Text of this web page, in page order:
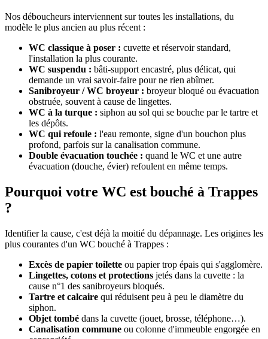
Nos déboucheurs interviennent sur toutes les installations, du
modèle le plus ancien au plus récent :
WC classique à poser : cuvette et réservoir standard,
l'installation la plus courante.
WC suspendu : bâti-support encastré, plus délicat, qui
demande un vrai savoir-faire pour ne rien abîmer.
Sanibroyeur / WC broyeur : broyeur bloqué ou évacuation
obstruée, souvent à cause de lingettes.
WC à la turque : siphon au sol qui se bouche par le tartre et
les dépôts.
WC qui refoule : l'eau remonte, signe d'un bouchon plus
profond, parfois sur la canalisation commune.
Double évacuation touchée : quand le WC et une autre
évacuation (douche, évier) refoulent en même temps.
Pourquoi votre WC est bouché à Trappes
?
Identifier la cause, c'est déjà la moitié du dépannage. Les origines les
plus courantes d'un WC bouché à Trappes :
Excès de papier toilette ou papier trop épais qui s'agglomère.
Lingettes, cotons et protections jetés dans la cuvette : la
cause n°1 des sanibroyeurs bloqués.
Tartre et calcaire qui réduisent peu à peu le diamètre du
siphon.
Objet tombé dans la cuvette (jouet, brosse, téléphone…).
Canalisation commune ou colonne d'immeuble engorgée en